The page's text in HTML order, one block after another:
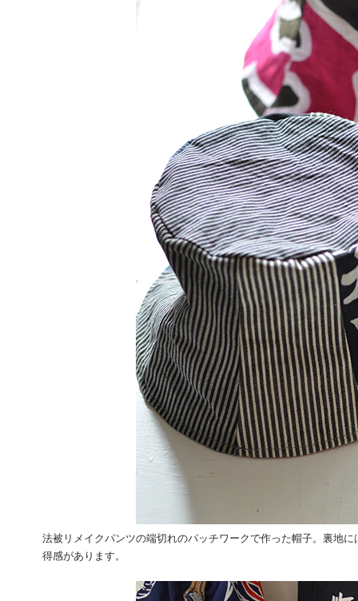
法被リメイクパンツの端切れのパッチワークで作った帽子。裏地
得感があります。